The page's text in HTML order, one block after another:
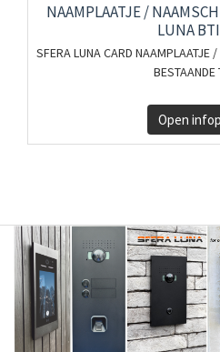
NAAMPLAATJE /
LUNA
SFERA LUNA CARD
BESTAANDE
Open